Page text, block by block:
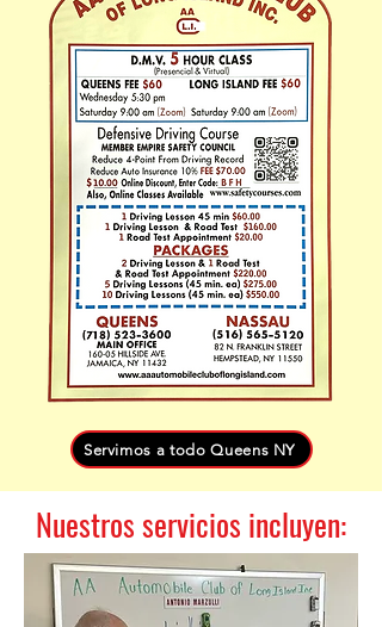
Servimos a todo Queens NY
Nuestros servicios incluyen: